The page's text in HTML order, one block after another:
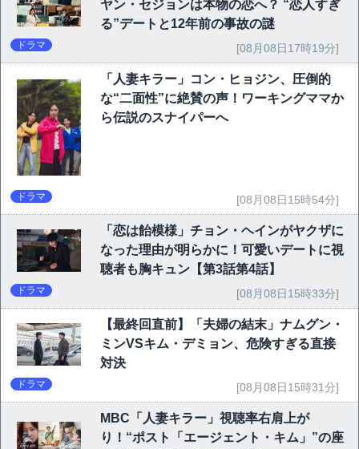
ヤン・セジョンは本物の恋へ？ “恋人すぎ
る”デートと12年前の事故の謎
ドラマ [08月08日17時19分]
「人妻キラー」コン・ヒョジン、圧倒的
な“二面性”に絶賛の声！ワーキングママか
ら伝説のスナイパーへ
ドラマ [08月08日15時54分]
「恋は飴模様」チョン・ヘインがヤクザに
なった理由が明らかに！可愛いデートに視
聴者も胸キュン【第3話第4話】
ドラマ [08月08日15時33分]
【最終回直前】「夫婦の結末」ナムグン・
ミンVSキム・デミョン、危険すぎる直接
対決
ドラマ [08月08日15時31分]
MBC「人妻キラー」視聴率右肩上が
り！“ポスト「エージェント・キム」”の座